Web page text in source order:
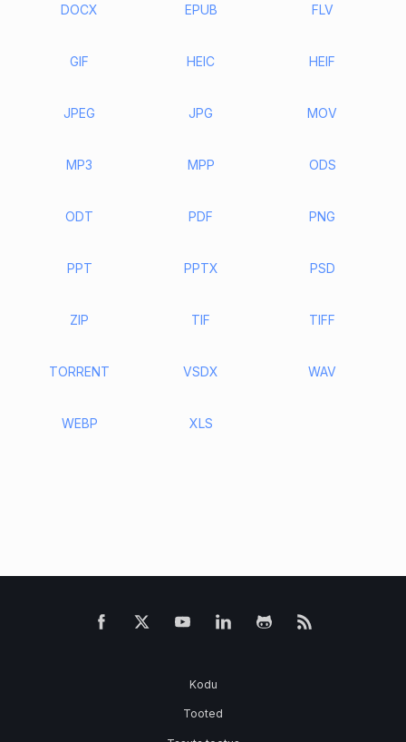
DOCX EPUB FLV
GIF HEIC HEIF
JPEG JPG MOV
MP3 MPP ODS
ODT PDF PNG
PPT PPTX PSD
ZIP TIF TIFF
TORRENT VSDX WAV
WEBP XLS
Kodu
Tooted